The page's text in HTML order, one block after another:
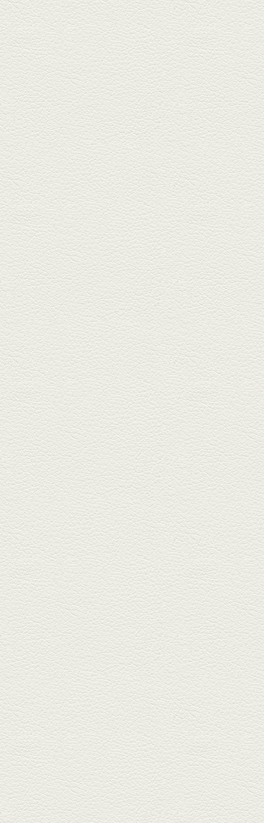
フォンダンエッグ＆二郎
系にんにくパスタ
北区麻生田の人気店『多酒多菜
満月』へ。『しろ』水割で乾
杯！出...
2025年9月5日放送
あくまのポテサラ＆変わ
り天ぷら盛り合わせ
武蔵小路の「たぬきと銀杏」で
自慢の「変わり天ぷら」を
「KAORU」...
2025年8月15日放送
お刺身盛り合わせ＆干物
盛りの七輪焼き
酒場通りの「食楽みかげ」は、
オーナーこだわりの魚料理が味
わえ...
2025年7月25日放送
朝ごはんプレート＆かん
ぱちのカマ(塩焼き)
並木坂では珍しい朝ごはんの店
「コルハコ」で昼飲みの刻。
「銀し...
2025年7月4日放送
生姜香る鮭とイクラの土
鍋ご飯 など
銀杏中通りにこの春オープンし
た「創作ダイニング真」へ。暑
い夏...
2025年6月13日放送
ﾊﾓの季節野菜あんかけ＆
どんぐりﾎﾟｰｸ西京焼き
西銀座通り、若き和の料理人の
名店「旬味こさか」で夏の味を
堪能...
2025年5月23日放送
明太もちチーズもんじゃ
銀座中通りで深夜３時まで営業
している「もんじゃ焼きかめの
や」...
2025年5月2日放送
ミックス水餃子＆麻婆豆
腐
新水前寺駅そばの人気店「中華
料理 福来亭」へ。「しろ」ロッ
ク...
2025年4月11日放送
きびなごの塩焼き＆黒豚
しゃぶしゃぶ
春の[熊本屋台村]で昼飲みの刻。
[かごっま屋台 黒で乾杯]で「銀...
2025年3月21日放送
薩摩赤鶏のころころ焼き
＆カツオの藁焼き
三年坂通りのビル２階「焼鳥こ
ろころ」はオシャレな店構えで
炭火...
2025年2月28日放送
踊る車海老＆あか牛串 ウ
ニとキャビア乗せ
ホテル日航熊本の裏、創作串揚
げの新たな店「串ハル」へ「銀
しろ...